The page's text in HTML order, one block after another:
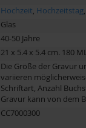
Hochzeit, Hochzeitstag,
Glas
40-50 Jahre
21 x 5.4 x 5.4 cm. 180
Die Größe der Gravur
variieren
Schriftart, Anzahl
Gravur kann von dem
CC7000300